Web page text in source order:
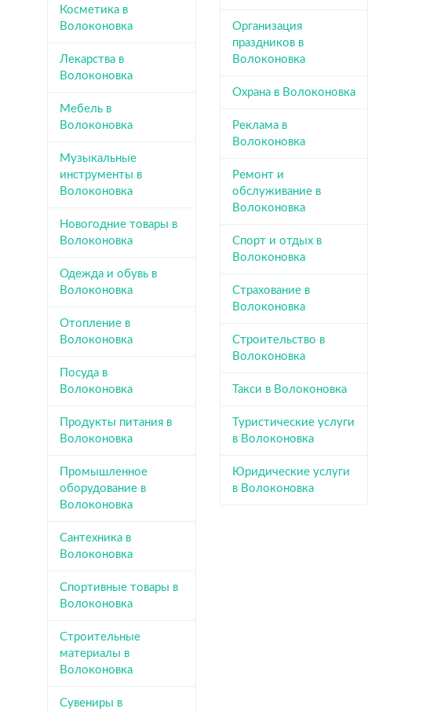
Косметика в
Волоконовка
Лекарства в
Волоконовка
Мебель в
Волоконовка
Музыкальные
инструменты в
Волоконовка
Новогодние товары в
Волоконовка
Одежда и обувь в
Волоконовка
Отопление в
Волоконовка
Посуда в
Волоконовка
Продукты питания в
Волоконовка
Промышленное
оборудование в
Волоконовка
Сантехника в
Волоконовка
Спортивные товары в
Волоконовка
Строительные
материалы в
Волоконовка
Сувениры в
Организация
праздников в
Волоконовка
Охрана в Волоконовка
Реклама в
Волоконовка
Ремонт и
обслуживание в
Волоконовка
Спорт и отдых в
Волоконовка
Страхование в
Волоконовка
Строительство в
Волоконовка
Такси в Волоконовка
Туристические услуги
в Волоконовка
Юридические услуги
в Волоконовка